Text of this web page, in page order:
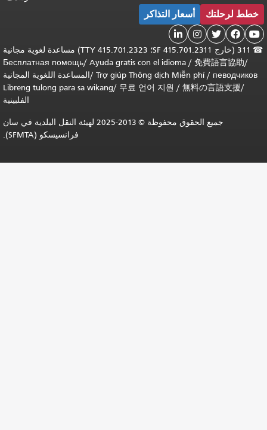
أسعار التذاكر


311 (خارج SF 415.701.2311؛ TTY 415.701.2323) مساعدة لغوية مجانية
/
Ayuda gratis con el idioma
/
Бесплатная помощь
Trợ giúp Thông dịch Miễn phí
/المساعدة اللغوية المجانية
無料
/
무료 언어 지원
/
Libreng tulong para sa wikang
جميع الحقوق محفوظة © 2013-2025 لهيئة النقل البلدية في سان